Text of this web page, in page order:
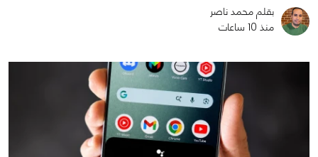
بقلم محمد ناصر
منذ 10 ساعات